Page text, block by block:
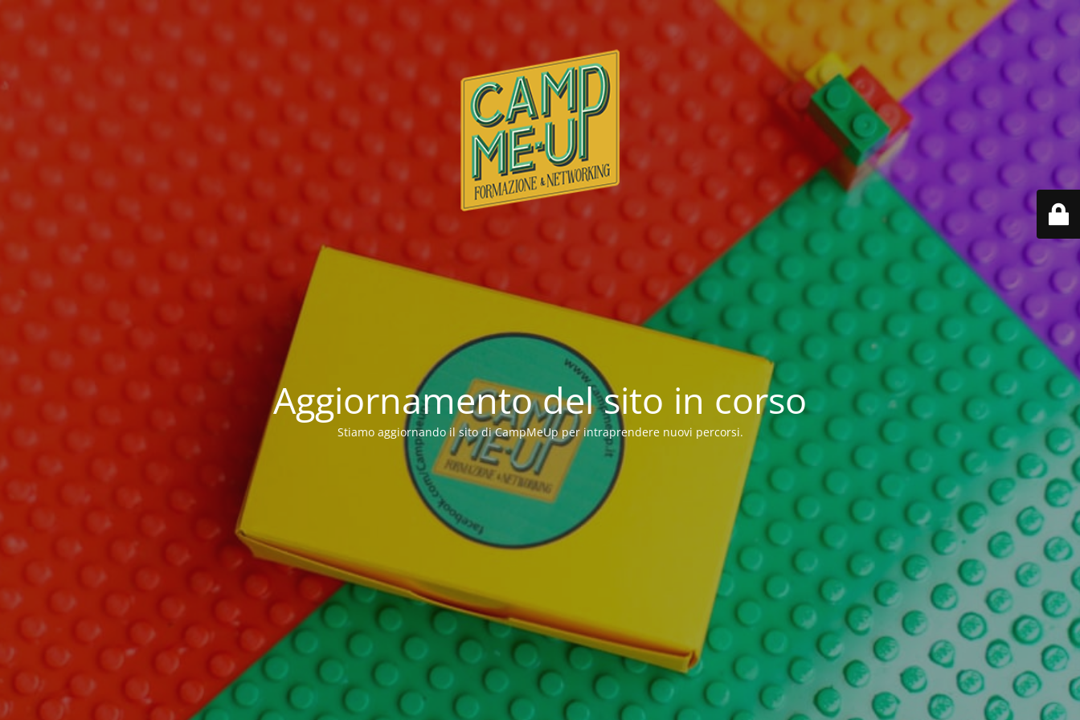
Aggiornamento del sito in corso
Stiamo aggiornando il sito di CampMeUp per intraprendere nuovi percorsi.